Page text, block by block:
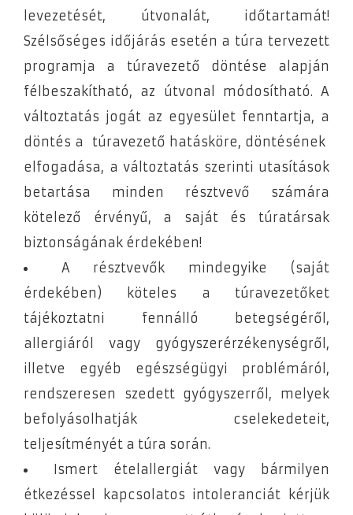
levezetését, útvonalát, időtartamát!
Szélsőséges időjárás esetén a túra tervezett
programja a túravezető döntése alapján
félbeszakítható, az útvonal módosítható. A
változtatás jogát az egyesület fenntartja, a
döntés a túravezető hatásköre, döntésének
elfogadása, a változtatás szerinti utasítások
betartása minden résztvevő számára
kötelező érvényű, a saját és túratársak
biztonságának érdekében!
A résztvevők mindegyike (saját
érdekében) köteles a túravezetőket
tájékoztatni fennálló betegségéről,
allergiáról vagy gyógyszerérzékenységről,
illetve egyéb egészségügyi problémáról,
rendszeresen szedett gyógyszerről, melyek
befolyásolhatják cselekedeteit,
teljesítményét a túra során.
Ismert ételallergiát vagy bármilyen
étkezéssel kapcsolatos intoleranciát kérjük